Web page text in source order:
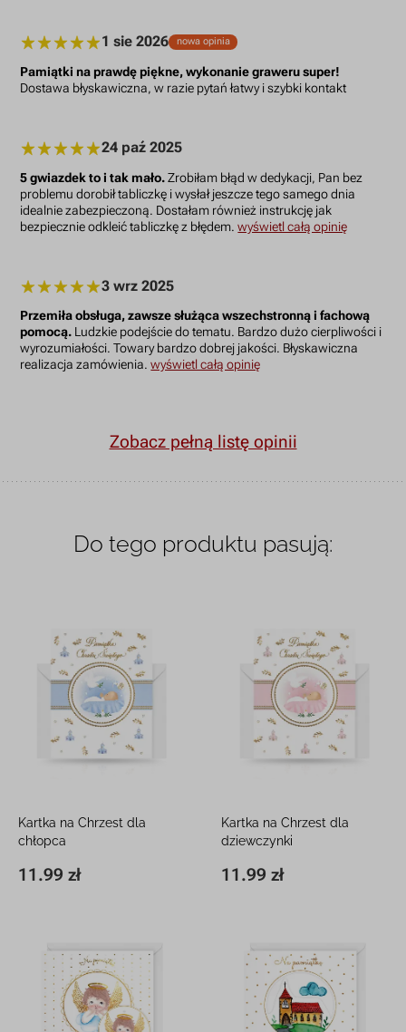
1 sie 2026 nowa opinia
Pamiątki na prawdę piękne, wykonanie graweru super!
Dostawa błyskawiczna, w razie pytań łatwy i szybki kontakt
24 paź 2025
5 gwiazdek to i tak mało.Zrobiłam błąd w dedykacji, Pan bez
problemu dorobił tabliczkę i wysłał jeszcze tego samego dnia
idealnie zabezpieczoną. Dostałam również instrukcję jak
bezpiecznie odkleić tabliczkę z błędem.wyświetl całą opinię
3 wrz 2025
Przemiła obsługa, zawsze służąca wszechstronną i fachową
pomocą. Ludzkie podejście do tematu. Bardzo dużo cierpliwości i
wyrozumiałości. Towary bardzo dobrej jakości. Błyskawiczna
realizacja zamówienia.wyświetl całą opinię
Zobacz pełną listę opinii
Do tego produktu pasują:
Kartka na Chrzest dla
chłopca
11.99 zł
11,8 x 16,3 cm
Kartka na Chrzest dla
dziewczynki
11.99 zł
11,8 x 16,3 cm